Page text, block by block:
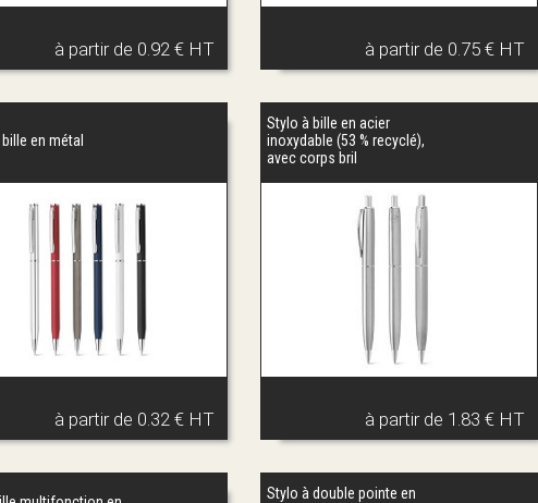
à partir de 0.92 € HT à partir de 0.75 € HT
en métal
à partir de 0.32 € HT
Stylo à bille en acier
inoxydable (53 % recyclé),
avec corps bril
à partir de 1.83 € HT
Stylo à double pointe en